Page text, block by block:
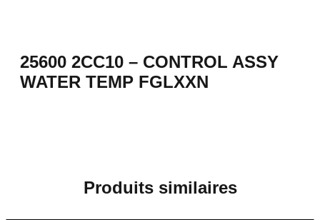
25600 2CC10 – CONTROL ASSY
WATER TEMP FGLXXN
Produits similaires